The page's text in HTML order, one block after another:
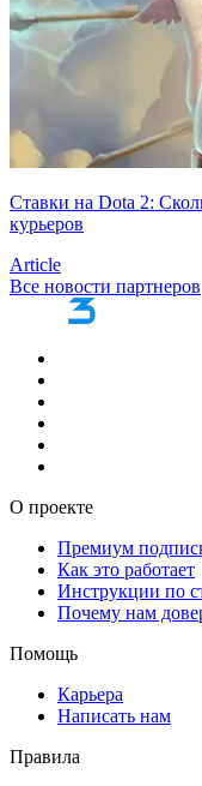
Ставки на Dota 2:
курьеров
Article
Все новости партнеров
О проекте
Премиум
Как это работает
Инструкции по
Почему нам
Помощь
Карьера
Написать нам
Правила